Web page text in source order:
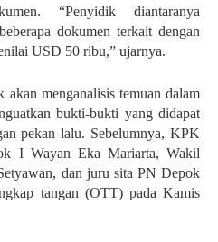
“Penyidik diantaranya
dokumen terkait dengan
USD 50 ribu,” ujarnya.
menganalisis temuan dalam
bukti-bukti yang didapat
pekan lalu. Sebelumnya, KPK
I Wayan Eka Mariarta, Wakil
dan juru sita PN Depok
tangan (OTT) pada Kamis